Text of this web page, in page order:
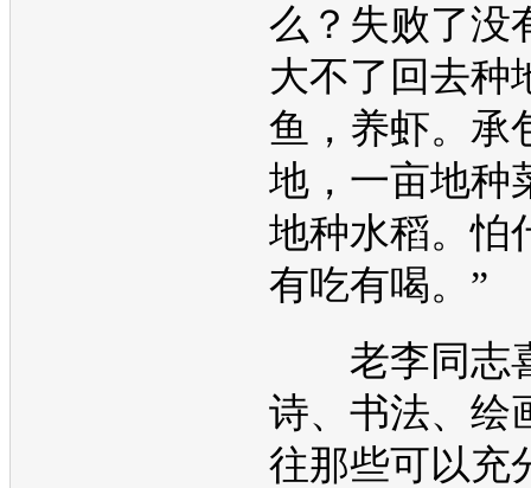
么？失败了没
大不了回去种
鱼，养虾。承
地，一亩地种
地种水稻。怕
有吃有喝。”
老李同志
诗、书法、绘
往那些可以充